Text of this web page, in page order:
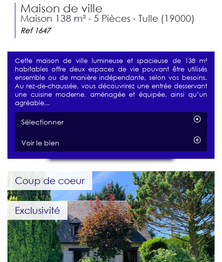
Maison de ville
Maison 138 m² - 5 Pièces - Tulle (19000)
Ref 1647
Cette maison de ville lumineuse et spacieuse de 138 m²
habitables offre deux espaces de vie pouvant être utilisés
ensemble ou de manière indépendante, selon vos besoins.
Au rez-de-chaussée, vous découvrirez une entrée desservant
une cuisine moderne, aménagée et équipée, ainsi qu’un
agréable...
Sélectionner
Voir le bien
Exclusivité
Coup de coeur